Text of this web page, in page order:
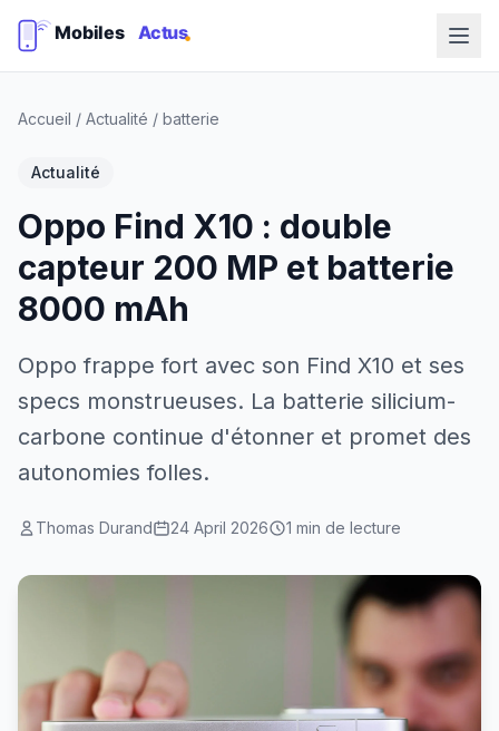
Accueil / Actualité / batterie
Actualité
Oppo Find X10 : double
capteur 200 MP et batterie
8000 mAh
Oppo frappe fort avec son Find X10 et ses
specs monstrueuses. La batterie silicium-
carbone continue d'étonner et promet des
autonomies folles.
Thomas Durand 24 April 2026 1 min de lecture